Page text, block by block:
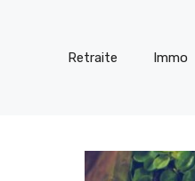
Retraite Immo